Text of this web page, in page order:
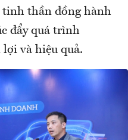
thần đồng hành
đẩy quá trình
và hiệu quả.